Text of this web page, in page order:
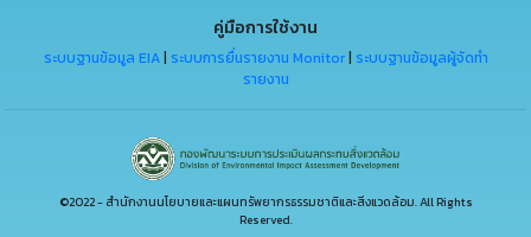
คู่มือการใช้งาน
ระบบฐานข้อมูล EIA| ระบบการยื่นรายงาน Monitor| ระบบฐานข้อมูลผู้จัดทำ
รายงาน
©2022 - สำนักงานนโยบายและแผนทรัพยากรธรรมชาติและสิ่งแวดล้อม. All Rights
Reserved.